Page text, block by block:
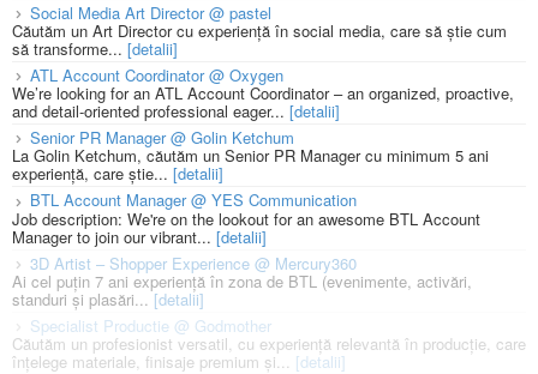
Social Media Art Director @ pastel
Căutăm un Art Director cu experiență în social media, care să știe cum
să transforme... [detalii]
ATL Account Coordinator @ Oxygen
We’re looking for an ATL Account Coordinator – an organized, proactive,
and detail-oriented professional eager... [detalii]
Senior PR Manager @ Golin Ketchum
La Golin Ketchum, căutăm un Senior PR Manager cu minimum 5 ani
experiență, care știe... [detalii]
BTL Account Manager @ YES Communication
Job description: We're on the lookout for an awesome BTL Account
Manager to join our vibrant... [detalii]
3D Artist – Shopper Experience @ Mercury360
Ai cel puțin 7 ani experiență în zona de BTL (evenimente, activări,
standuri și plasări...[detalii]
Specialist Productie @ Godmother
Căutăm un profesionist versatil, cu experiență relevantă în producție, care
înțelege materiale, finisaje premium și... [detalii]